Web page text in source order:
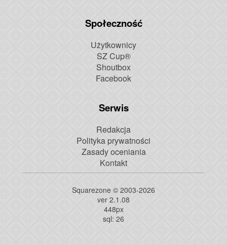
Społeczność
Użytkownicy
SZ Cup®
Shoutbox
Facebook
Serwis
Redakcja
Polityka prywatności
Zasady oceniania
Kontakt
Squarezone © 2003-2026
ver 2.1.08
448px
sql: 26